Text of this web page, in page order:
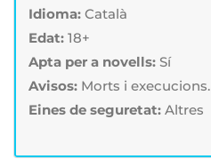
Idioma: Català
Edat: 18+
Apta per a novells: Sí
Avisos: Morts i execucions.
Eines de seguretat: Altres